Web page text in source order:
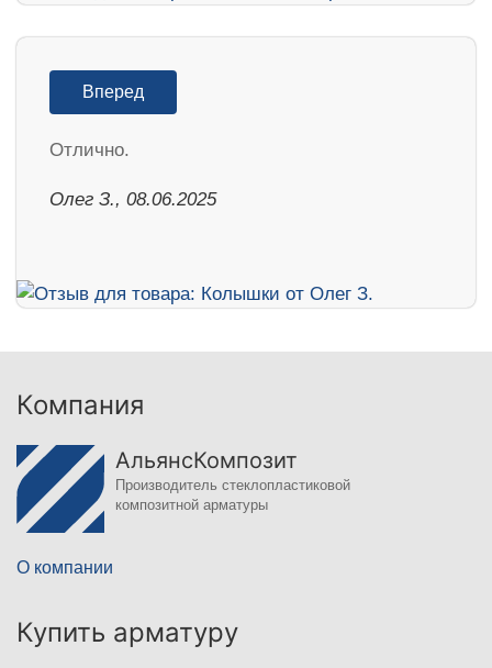
Вперед
Отлично.
Олег З., 08.06.2025
Компания
АльянсКомпозит
Производитель стеклопластиковой
композитной арматуры
О компании
Купить арматуру